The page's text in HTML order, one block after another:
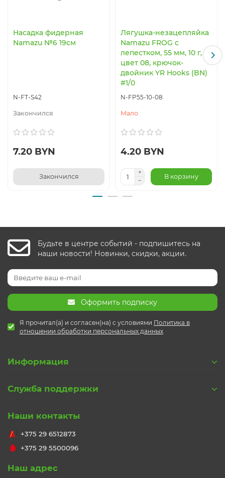
Насадка фидерная
Namazu №6 19см
N-FT-S42
Закончился
7.20 BYN
Закончился
Лягушка-незацепляйка
Namazu FROG с
лепестком, 55 мм, 10 г,
цвет 08, крючок-
двойник YR Hooks (BN)
#1/0
N-FP55-10-08
Мало
4.20 BYN
В корзину
Будьте в центре событий - подпишитесь на
наши новости! Новинки, скидки, акции.
Оформить подписку
Я прочитал(а) и согласен(на) с условиями Политика в
отношении обработки персональных данных
Информация
Служба поддержки
Наши контакты
+375 29 6512873
+375 29 5500096
Наш адрес